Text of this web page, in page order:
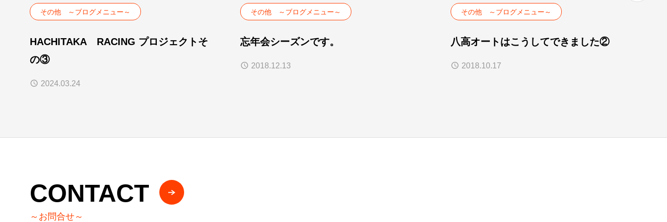
その他 ～ブログメニュー～
HACHITAKA RACING プロジェクトそ
の③
2024.03.24
その他 ～ブログメニュー～
忘年会シーズンです。
2018.12.13
その他 ～ブログメニュー～
八高オートはこうしてできました②
2018.10.17
CONTACT
～お問合せ～